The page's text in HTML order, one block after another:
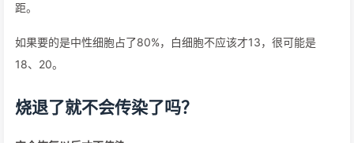
距。
如果要的是中性细胞占了80%，白细胞不应该才13，很可能是
18、20。
烧退了就不会传染了吗？